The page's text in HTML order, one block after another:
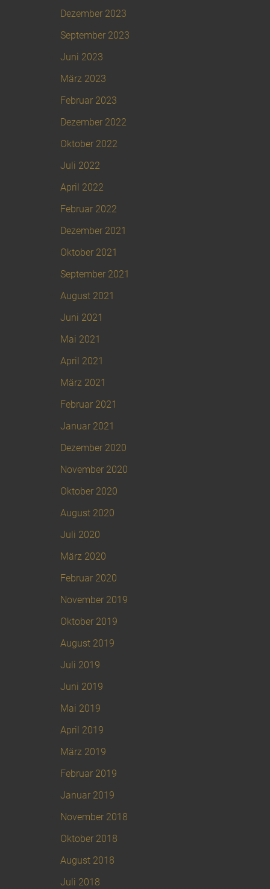
Dezember 2023
September 2023
Juni 2023
März 2023
Februar 2023
Dezember 2022
Oktober 2022
Juli 2022
April 2022
Februar 2022
Dezember 2021
Oktober 2021
September 2021
August 2021
Juni 2021
Mai 2021
April 2021
März 2021
Februar 2021
Januar 2021
Dezember 2020
November 2020
Oktober 2020
August 2020
Juli 2020
März 2020
Februar 2020
November 2019
Oktober 2019
August 2019
Juli 2019
Juni 2019
Mai 2019
April 2019
März 2019
Februar 2019
Januar 2019
November 2018
Oktober 2018
August 2018
Juli 2018